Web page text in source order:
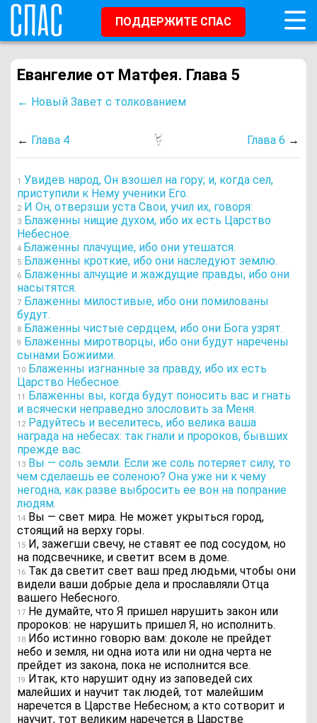
ПОДДЕРЖИТЕ СПАС
Евангелие от Матфея. Глава 5
← Новый Завет с толкованием
← Глава 4 Глава 6 →
1 Увидев народ, Он взошел на гору; и, когда сел,
приступили к Нему ученики Его.
2И Он, отверзши уста Свои, учил их, говоря:
3 Блаженны нищие духом, ибо их есть Царство
Небесное.
4 Блаженны плачущие, ибо они утешатся.
5 Блаженны кроткие, ибо они наследуют землю.
6 Блаженны алчущие и жаждущие правды, ибо они
насытятся.
7 Блаженны милостивые, ибо они помилованы
будут.
8 Блаженны чистые сердцем, ибо они Бога узрят.
9 Блаженны миротворцы, ибо они будут наречены
сынами Божиими.
10 Блаженны изгнанные за правду, ибо их есть
Царство Небесное.
11 Блаженны вы, когда будут поносить вас и гнать
и всячески неправедно злословить за Меня.
12Радуйтесь и веселитесь, ибо велика ваша
награда на небесах: так гнали и пророков, бывших
прежде вас.
13 Вы — соль земли. Если же соль потеряет силу, то
чем сделаешь ее соленою? Она уже ни к чему
негодна, как разве выбросить ее вон на попрание
людям.
14 Вы — свет мира. Не может укрыться город,
стоящий на верху горы.
15 И, зажегши свечу, не ставят ее под сосудом, но
на подсвечнике, и светит всем в доме.
16 Так да светит свет ваш пред людьми, чтобы они
видели ваши добрые дела и прославляли Отца
вашего Небесного.
17 Не думайте, что Я пришел нарушить закон или
пророков: не нарушить пришел Я, но исполнить.
18 Ибо истинно говорю вам: доколе не прейдет
небо и земля, ни одна иота или ни одна черта не
прейдет из закона, пока не исполнится все.
19 Итак, кто нарушит одну из заповедей сих
малейших и научит так людей, тот малейшим
наречется в Царстве Небесном; а кто сотворит и
научит, тот великим наречется в Царстве